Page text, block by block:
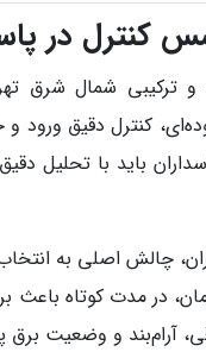
در
و ترکیبی شمال شرق
کنترل دقیق ورود
باید با تحلیل
چالش اصلی به
در مدت کوتاه
آرام‌بند و وضعیت برق